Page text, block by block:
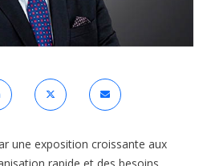
une exposition croissante aux